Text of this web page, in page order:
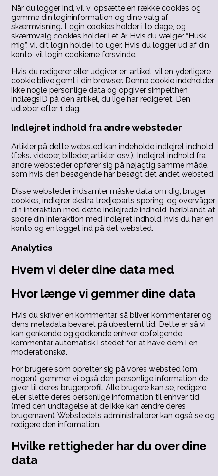
Når du logger ind, vil vi opsætte en række cookies og
gemme din logininformation og dine valg af
skærmvisning. Login cookies holder i to dage, og
skærmvalg cookies holder i et år. Hvis du vælger “Husk
mig”, vil dit login holde i to uger. Hvis du logger ud af din
konto, vil login cookierne forsvinde.
Hvis du redigerer eller udgiver en artikel, vil en yderligere
cookie blive gemt i din browser. Denne cookie indeholder
ikke nogle personlige data og opgiver simpelthen
indlægsID på den artikel, du lige har redigeret. Den
udløber efter 1 dag.
Indlejret indhold fra andre websteder
Artikler på dette websted kan indeholde indlejret indhold
(f.eks. videoer, billeder, artikler osv.). Indlejret indhold fra
andre websteder opfører sig på nøjagtig samme måde,
som hvis den besøgende har besøgt det andet websted.
Disse websteder indsamler måske data om dig, bruger
cookies, indlejrer ekstra tredjeparts sporing, og overvåger
din interaktion med dette indlejrede indhold, heriblandt at
spore din interaktion med indlejret indhold, hvis du har en
konto og en logget ind på det websted.
Analytics
Hvem vi deler dine data med
Hvor længe vi gemmer dine data
Hvis du skriver en kommentar, så bliver kommentarer og
dens metadata bevaret på ubestemt tid. Dette er så vi
kan genkende og godkende enhver opfølgende
kommentar automatisk i stedet for at have dem i en
moderationskø.
For brugere som opretter sig på vores websted (om
nogen), gemmer vi også den personlige information de
giver til deres brugerprofil. Alle brugere kan se, redigere,
eller slette deres personlige information til enhver tid
(med den undtagelse at de ikke kan ændre deres
brugernavn). Webstedets administratorer kan også se og
redigere den information.
Hvilke rettigheder har du over dine
data